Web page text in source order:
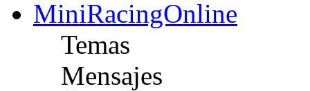
MiniRacingOnline
Temas
Mensajes